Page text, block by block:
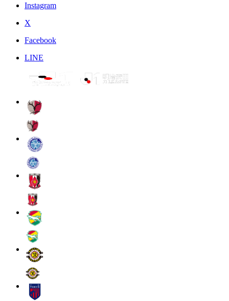
Instagram
X
Facebook
LINE